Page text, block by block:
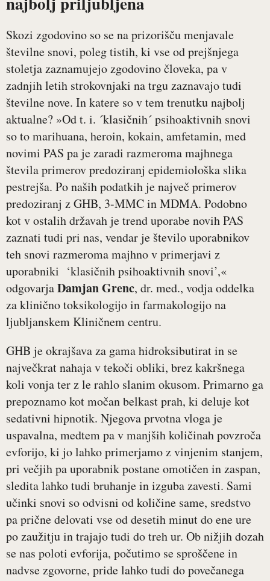
Skozi zgodovino so se na prizorišču menjavale
številne snovi, poleg tistih, ki vse od prejšnjega
stoletja zaznamujejo zgodovino človeka, pa v
zadnjih letih strokovnjaki na trgu zaznavajo tudi
številne nove. In katere so v tem trenutku najbolj
aktualne? »Od t. i. ´klasičnih´ psihoaktivnih snovi
so to marihuana, heroin, kokain, amfetamin, med
novimi PAS pa je zaradi razmeroma majhnega
števila primerov predoziranj epidemiološka slika
pestrejša. Po naših podatkih je največ primerov
predoziranj z GHB, 3-MMC in MDMA. Podobno
kot v ostalih državah je trend uporabe novih PAS
zaznati tudi pri nas, vendar je število uporabnikov
teh snovi razmeroma majhno v primerjavi z
uporabniki ‘klasičnih psihoaktivnih snovi’,«
odgovarjaDamjan Grenc, dr. med., vodja oddelka
za klinično toksikologijo in farmakologijo na
ljubljanskem Kliničnem centru.
GHB je okrajšava za gama hidroksibutirat in se
največkrat nahaja v tekoči obliki, brez kakršnega
koli vonja ter z le rahlo slanim okusom. Primarno ga
prepoznamo kot močan belkast prah, ki deluje kot
sedativni hipnotik. Njegova prvotna vloga je
uspavalna, medtem pa v manjših količinah povzroča
evforijo, ki jo lahko primerjamo z vinjenim stanjem,
pri večjih pa uporabnik postane omotičen in zaspan,
sledita lahko tudi bruhanje in izguba zavesti. Sami
učinki snovi so odvisni od količine same, sredstvo
pa prične delovati vse od desetih minut do ene ure
po zaužitju in trajajo tudi do treh ur. Ob nižjih dozah
se nas poloti evforija, počutimo se sproščene in
nadvse zgovorne, pride lahko tudi do povečanega